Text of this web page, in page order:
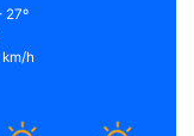
27º
h